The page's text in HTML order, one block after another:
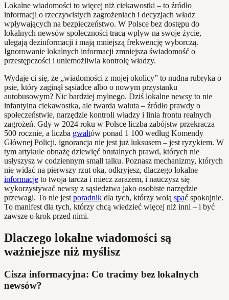
Lokalne wiadomości to więcej niż ciekawostki – to źródło
informacji o rzeczywistych zagrożeniach i decyzjach władz
wpływających na bezpieczeństwo. W Polsce bez dostępu do
lokalnych newsów społeczności tracą wpływ na swoje życie,
ulegają dezinformacji i mają mniejszą frekwencję wyborczą.
Ignorowanie lokalnych informacji zmniejsza świadomość o
przestępczości i uniemożliwia kontrolę władzy.
Wydaje ci się, że „wiadomości z mojej okolicy” to nudna rubryka o
psie, który zaginął sąsiadce albo o nowym przystanku
autobusowym? Nic bardziej mylnego. Dziś lokalne newsy to nie
infantylna ciekawostka, ale twarda waluta – źródło prawdy o
społeczeństwie, narzędzie kontroli władzy i linia frontu realnych
zagrożeń. Gdy w 2024 roku w Polsce liczba zabójstw przekracza
500 rocznie, a liczba gwałtów ponad 1 100 według Komendy
Głównej Policji, ignorancja nie jest już luksusem – jest ryzykiem. W
tym artykule obnażę dziewięć brutalnych prawd, których nie
usłyszysz w codziennym small talku. Poznasz mechanizmy, których
nie widać na pierwszy rzut oka, odkryjesz, dlaczego lokalne
informacje to twoja tarcza i miecz zarazem, i nauczysz się
wykorzystywać newsy z sąsiedztwa jako osobiste narzędzie
przewagi. To nie jest poradnik dla tych, którzy wolą spać spokojnie.
To manifest dla tych, którzy chcą wiedzieć więcej niż inni – i być
zawsze o krok przed nimi.
Dlaczego lokalne wiadomości są
ważniejsze niż myślisz
Cisza informacyjna: Co tracimy bez lokalnych
newsów?